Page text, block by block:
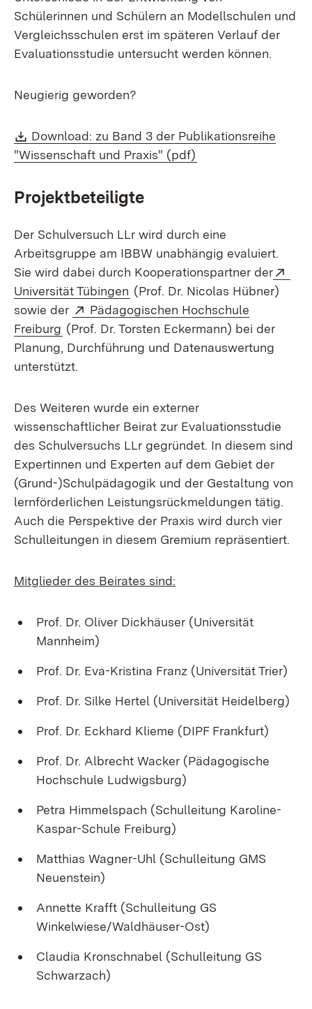
Schülerinnen und Schülern an Modellschulen und
Vergleichsschulen erst im späteren Verlauf der
Evaluationsstudie untersucht werden können.
Neugierig geworden?
Download:
Download: zu Band 3 der Publikationsreihe
"Wissenschaft und Praxis" (pdf)
Projektbeteiligte
Der Schulversuch LLr wird durch eine
Arbeitsgruppe am IBBW unabhängig evaluiert.
Sie wird dabei durch Kooperationspartner der
Universität Tübingen (Öffnet in neuem Fenster)
(Prof. Dr. Nicolas Hübner)
sowie der
Extern:
Pädagogischen Hochschule
Freiburg (Öffnet in neuem Fenster)
(Prof. Dr. Torsten Eckermann) bei der
Planung, Durchführung und Datenauswertung
unterstützt.
Des Weiteren wurde ein externer
wissenschaftlicher Beirat zur Evaluationsstudie
des Schulversuchs LLr gegründet. In diesem sind
Expertinnen und Experten auf dem Gebiet der
(Grund-)Schulpädagogik und der Gestaltung von
lernförderlichen Leistungsrückmeldungen tätig.
Auch die Perspektive der Praxis wird durch vier
Schulleitungen in diesem Gremium repräsentiert.
Mitglieder des Beirates sind:
Prof. Dr. Oliver Dickhäuser (Universität
Mannheim)
Prof. Dr. Eva-Kristina Franz (Universität Trier)
Prof. Dr. Silke Hertel (Universität Heidelberg)
Prof. Dr. Eckhard Klieme (DIPF Frankfurt)
Prof. Dr. Albrecht Wacker (Pädagogische
Hochschule Ludwigsburg)
Petra Himmelspach (Schulleitung Karoline-
Kaspar-Schule Freiburg)
Matthias Wagner-Uhl (Schulleitung GMS
Neuenstein)
Annette Krafft (Schulleitung GS
Winkelwiese/Waldhäuser-Ost)
Claudia Kronschnabel (Schulleitung GS
Schwarzach)